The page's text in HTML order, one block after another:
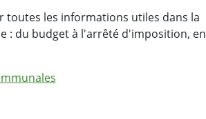
les informations utiles dans la
: du budget à l'arrêté d'imposition, en